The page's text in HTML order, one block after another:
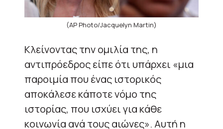
(AP Photo/Jacquelyn Martin)
Κλείνοντας την ομιλία της, η
αντιπρόεδρος είπε ότι υπάρχει «μια
παροιμία που ένας ιστορικός
αποκάλεσε κάποτε νόμο της
ιστορίας, που ισχύει για κάθε
κοινωνία ανά τους αιώνες». Αυτή η